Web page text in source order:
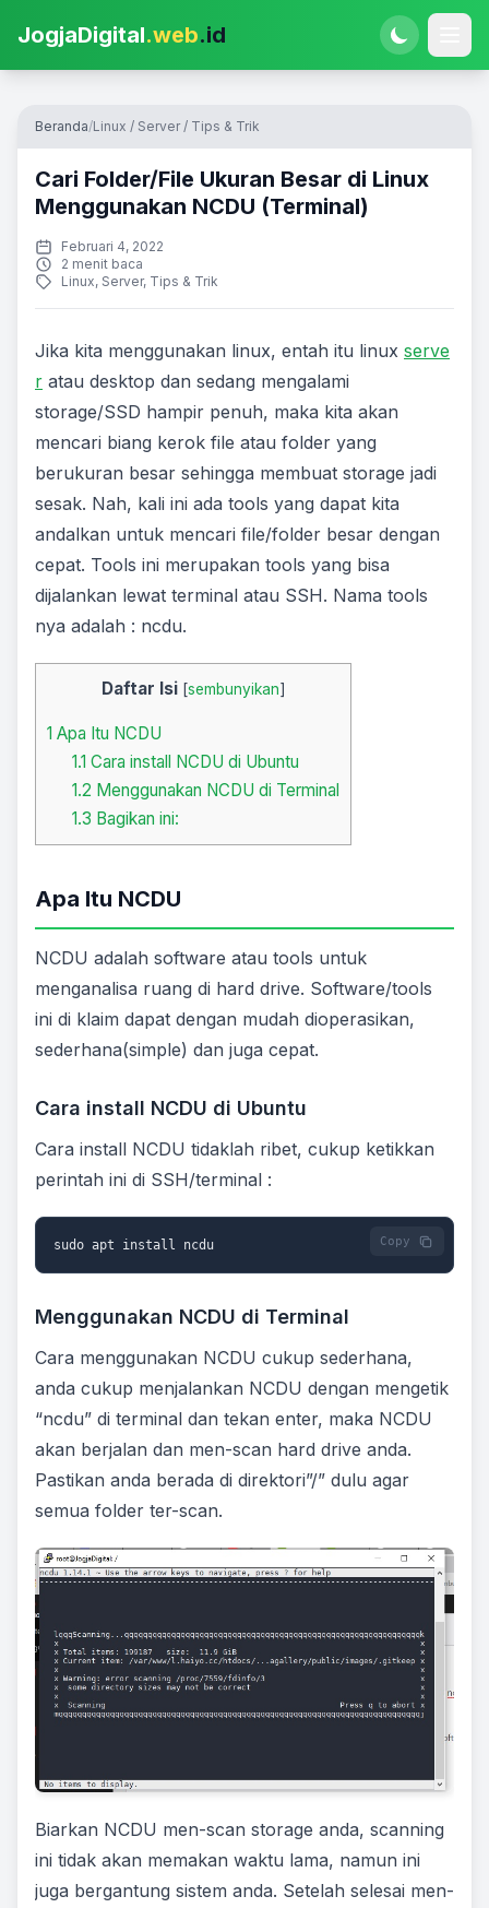
JogjaDigital.web.id
Beranda/Linux / Server/ Tips & Trik
Cari Folder/File Ukuran Besar di Linux
Menggunakan NCDU (Terminal)
Februari 4, 2022
2 menit baca
Linux, Server, Tips & Trik
Jika kita menggunakan linux, entah itu linux serve
r atau desktop dan sedang mengalami
storage/SSD hampir penuh, maka kita akan
mencari biang kerok file atau folder yang
berukuran besar sehingga membuat storage jadi
sesak. Nah, kali ini ada tools yang dapat kita
andalkan untuk mencari file/folder besar dengan
cepat. Tools ini merupakan tools yang bisa
dijalankan lewat terminal atau SSH. Nama tools
nya adalah : ncdu.
Daftar Isi [sembunyikan]
1 Apa Itu NCDU
1.1 Cara install NCDU di Ubuntu
1.2 Menggunakan NCDU di Terminal
1.3 Bagikan ini:
Apa Itu NCDU
NCDU adalah software atau tools untuk
menganalisa ruang di hard drive. Software/tools
ini di klaim dapat dengan mudah dioperasikan,
sederhana(simple) dan juga cepat.
Cara install NCDU di Ubuntu
Cara install NCDU tidaklah ribet, cukup ketikkan
perintah ini di SSH/terminal :
sudo apt install ncdu
Menggunakan NCDU di Terminal
Cara menggunakan NCDU cukup sederhana,
anda cukup menjalankan NCDU dengan mengetik
“ncdu” di terminal dan tekan enter, maka NCDU
akan berjalan dan men-scan hard drive anda.
Pastikan anda berada di direktori”/” dulu agar
semua folder ter-scan.
Biarkan NCDU men-scan storage anda, scanning
ini tidak akan memakan waktu lama, namun ini
juga bergantung sistem anda. Setelah selesai men-